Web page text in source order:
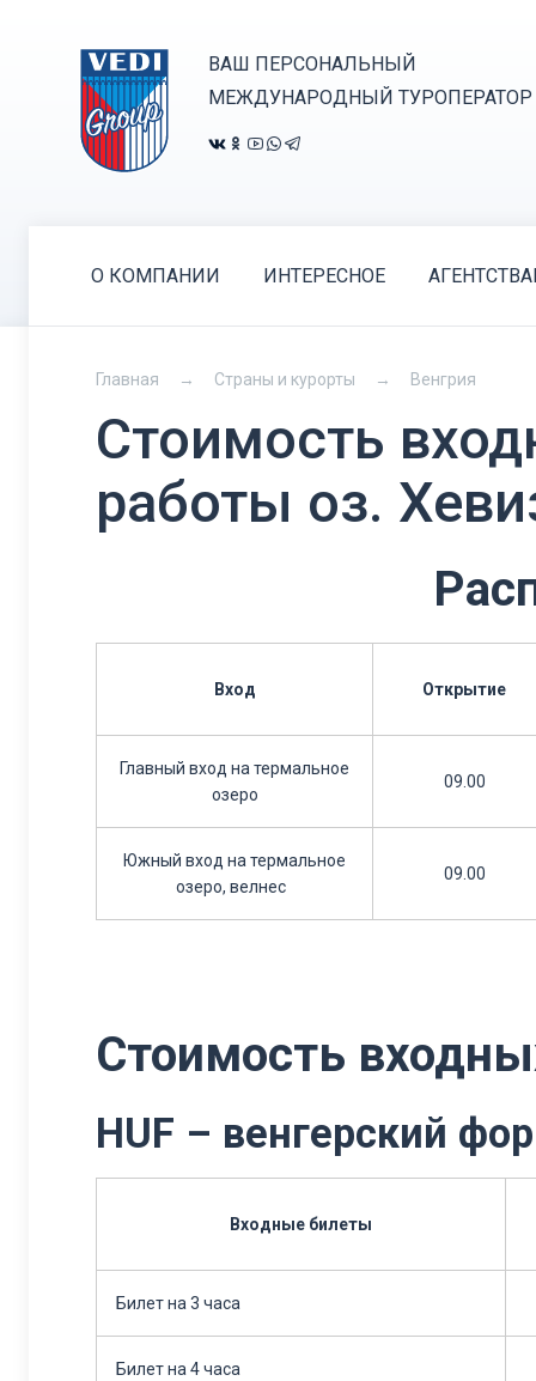
ВАШ ПЕРСОНАЛЬНЫЙ
МЕЖДУНАРОДНЫЙ ТУРОПЕРАТОР
О КОМПАНИИ ИНТЕРЕСНОЕ
Главная Страны и курорты Венгрия
Стоимость
работы оз.
Вход Открытие
Главный вход на термальное
озеро
09.00
Южный вход на термальное
озеро, велнес
09.00
Стоимость
HUF – венгерский
Входные билеты
Билет на 3 часа
Билет на 4 часа